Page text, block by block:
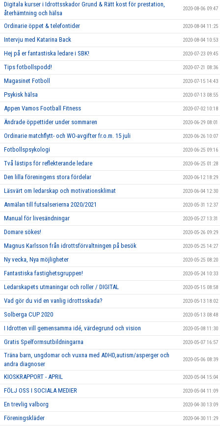
Digitala kurser i Idrottsskador Grund & Rätt kost för prestation,
återhämtning och hälsa
2020-08-06 09:47
Ordinarie öppet & telefontider 2020-08-04 11:25
Intervju med Katarina Back 2020-08-04 10:53
Hej på er fantastiska ledare i SBK! 2020-07-23 09:45
Tips fotbollspodd! 2020-07-21 08:36
Magasinet Fotboll 2020-07-15 14:43
Psykisk hälsa 2020-07-13 08:55
Appen Vamos Football Fitness 2020-07-02 10:18
Ändrade öppettider under sommaren 2020-06-29 08:01
Ordinarie matchflytt- och WO-avgifter fr.o.m. 15 juli 2020-06-26 10:07
Fotbollspsykologi 2020-06-25 09:16
Två lästips för reflekterande ledare 2020-06-25 01:28
Den lilla föreningens stora fördelar 2020-06-12 18:29
Läsvärt om ledarskap och motivationsklimat 2020-06-04 12:30
Anmälan till futsalserierna 2020/2021 2020-05-31 12:37
Manual för livesändningar 2020-05-27 13:31
Domare sökes! 2020-05-26 09:29
Magnus Karlsson från idrottsförvaltningen på besök 2020-05-25 14:27
Ny vecka, Nya möjligheter 2020-05-25 08:20
Fantastiska fastighetsgruppen! 2020-05-24 10:33
Ledarskapets utmaningar och roller / DIGITAL 2020-05-15 08:58
Vad gör du vid en vanlig idrottsskada? 2020-05-13 18:02
Solberga CUP 2020 2020-05-13 08:48
I Idrotten vill gemensamma idé, värdegrund och vision 2020-05-08 11:30
Gratis Spelformsutbildningarna 2020-05-07 16:57
Träna barn, ungdomar och vuxna med ADHD,autism/asperger och
andra diagnoser
2020-05-06 08:39
KIOSKRAPPORT - APRIL 2020-05-04 15:04
FÖLJ OSS I SOCIALA MEDIER 2020-05-04 11:09
En trevlig valborg 2020-04-30 13:09
Föreningskläder 2020-04-30 11:29